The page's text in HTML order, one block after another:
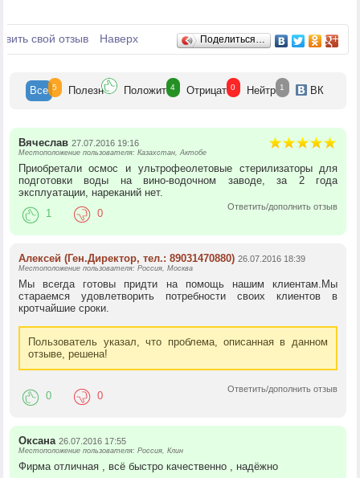
Отзывы
свой отзыв Наверх Поделиться…
Все 5 Полезн Положит 4 Отрицат 0 Нейтр 1 ВК
Вячеслав 27.07.2016 19:16
Местоположение пользователя: Казахстан, Актобе
Приобретали осмос и ультрофеолетовые стерилизаторы для
подготовки воды на вино-водочном заводе, за 2 года
эксплуатации, нареканий нет.
Ответить/дополнить отзыв
1 0
Алексей (Ген.Директор, тел.: 89031470880) 26.07.2016 18:39
Местоположение пользователя: Россия, Москва
Мы всегда готовы придти на помощь нашим клиентам.Мы
стараемся удовлетворить потребности своих клиентов в
кротчайшие сроки.
Пользователь указал, что проблема, описанная в данном
отзыве, решена!
Ответить/дополнить отзыв
0 0
Оксана 26.07.2016 17:55
Местоположение пользователя: Россия, Клин
Фирма отличная , всё быстро качественно , надёжно